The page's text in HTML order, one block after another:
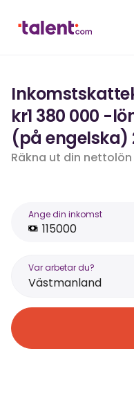
kr1 380 000 -
(på engelska)
Räkna ut din nettolön
Ange din inkomst
Var arbetar du?
Västmanland